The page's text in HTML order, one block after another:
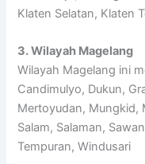
Klaten Selatan, Klaten
3. Wilayah Magelang
Wilayah Magelang ini
Candimulyo, Dukun,
Mertoyudan, Mungkid,
Salam, Salaman,
Tempuran, Windusari